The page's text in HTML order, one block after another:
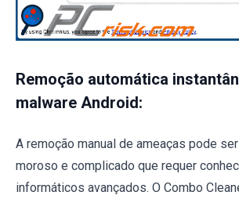
Remoção automática
malware Android:
A remoção manual de ameaças pode
moroso e complicado que requer
informáticos avançados. O Combo